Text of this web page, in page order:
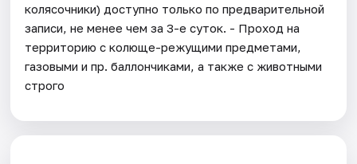
колясочники) доступно только по предварительной
записи, не менее чем за 3-е суток. - Проход на
территорию с колюще-режущими предметами,
газовыми и пр. баллончиками, а также с животными
строго